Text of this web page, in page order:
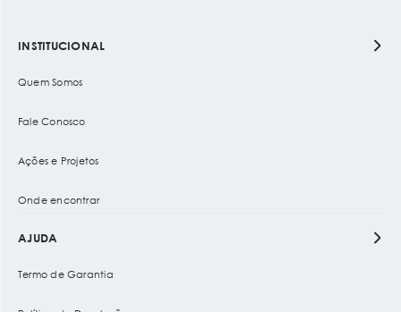
INSTITUCIONAL
Quem Somos
Fale Conosco
Ações e Projetos
Onde encontrar
AJUDA
Termo de Garantia